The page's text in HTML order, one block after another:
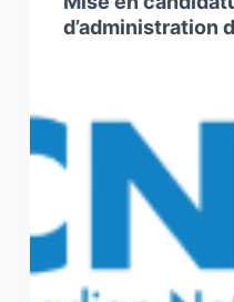
d’administration